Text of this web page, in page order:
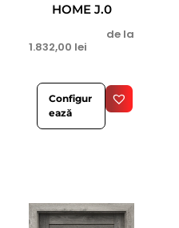
HOME J.0
de la
1.832,00 lei
Configur
ează